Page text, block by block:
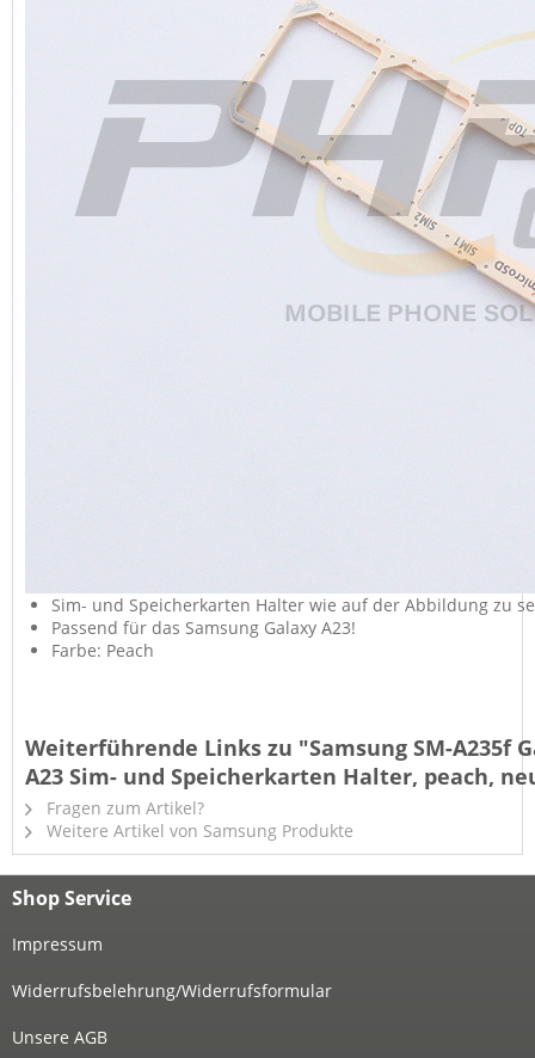
Sim- und Speicherkarten Halter wie auf der Abbildung zu
Passend für das Samsung Galaxy A23!
Farbe: Peach
Weiterführende Links zu "Samsung SM-A235f
A23 Sim- und Speicherkarten Halter, peach,
Fragen zum Artikel?
Weitere Artikel von Samsung Produkte
Shop Service
Impressum
Widerrufsbelehrung/Widerrufsformular
Unsere AGB